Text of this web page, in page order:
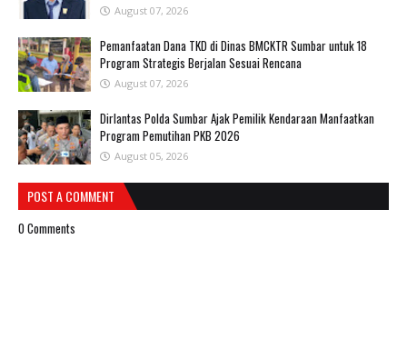
August 07, 2026
Pemanfaatan Dana TKD di Dinas BMCKTR Sumbar untuk 18
Program Strategis Berjalan Sesuai Rencana
August 07, 2026
Dirlantas Polda Sumbar Ajak Pemilik Kendaraan Manfaatkan
Program Pemutihan PKB 2026
August 05, 2026
POST A COMMENT
0 Comments